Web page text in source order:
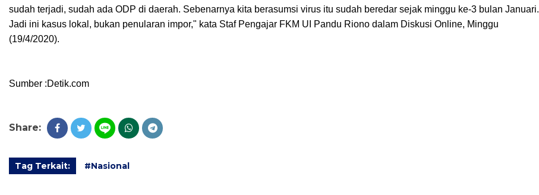
sudah terjadi, sudah ada ODP di daerah. Sebenarnya kita berasumsi virus itu sudah beredar sejak minggu ke-3 bulan Januari.
Jadi ini kasus lokal, bukan penularan impor," kata Staf Pengajar FKM UI Pandu Riono dalam Diskusi Online, Minggu
(19/4/2020).
Sumber :Detik.com
Share:
Tag Terkait: #Nasional